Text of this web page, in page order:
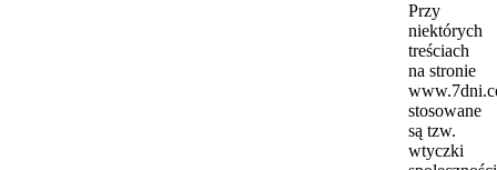
Przy
niektórych
treściach
na stronie
stosowane
są tzw.
wtyczki